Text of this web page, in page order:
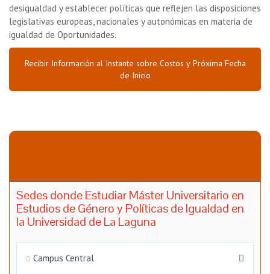
desigualdad y establecer políticas que reflejen las disposiciones
legislativas europeas, nacionales y autonómicas en materia de
igualdad de Oportunidades.
Recibir Información al Instante sobre Costos y Próxima Fecha
de Inicio
Sedes donde Estudiar Máster Universitario en
Estudios de Género y Políticas de Igualdad en
la Universidad de La Laguna
Campus Central